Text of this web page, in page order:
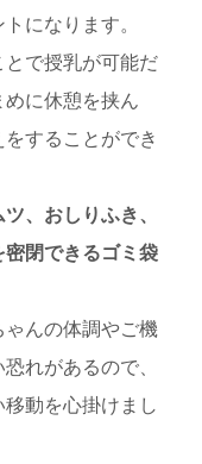
になります。
で授乳が可能だ
に休憩を挟ん
することができ
、おしりふき、
閉できるゴミ袋
んの体調やご機
れがあるので、
動を心掛けまし